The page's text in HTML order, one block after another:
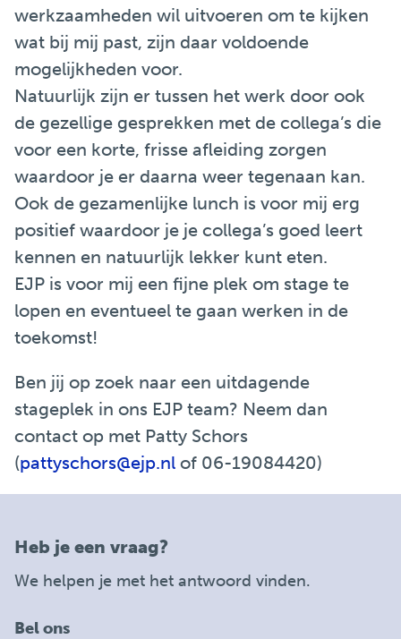
werkzaamheden wil uitvoeren om te kijken
wat bij mij past, zijn daar voldoende
mogelijkheden voor.
Natuurlijk zijn er tussen het werk door ook
de gezellige gesprekken met de collega’s die
voor een korte, frisse afleiding zorgen
waardoor je er daarna weer tegenaan kan.
Ook de gezamenlijke lunch is voor mij erg
positief waardoor je je collega’s goed leert
kennen en natuurlijk lekker kunt eten.
EJP is voor mij een fijne plek om stage te
lopen en eventueel te gaan werken in de
toekomst!
Ben jij op zoek naar een uitdagende
stageplek in ons EJP team? Neem dan
contact op met Patty Schors
(pattyschors@ejp.nl of 06-19084420)
Heb je een vraag?
We helpen je met het antwoord vinden.
Bel ons